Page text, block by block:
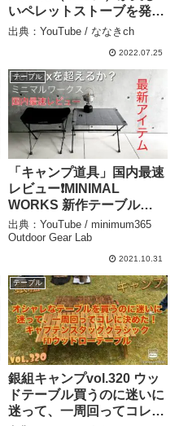
いペレットストーブを発
売！最速レビュ
STOVE/Makuake/冬キャン
プの寒さ対策/薪ストーブ –
ななきch
出典：YouTube / ななきch
2022.07.25
テーブル
「キャンプ道具」国内最速
レビュー❗️MINIMAL
WORKS 新作テーブル
『Indian Table Mesa 』
と チェア『Indian Chair
Butte』キャンプギアを詳
Outdoor Gear Lab
出典：YouTube / minimum365
Outdoor Gear Lab
2021.10.31
テーブル
銀組キャンプvol.320 ウッ
ドテーブル買うのに迷いに
迷って、一周回ってコレに